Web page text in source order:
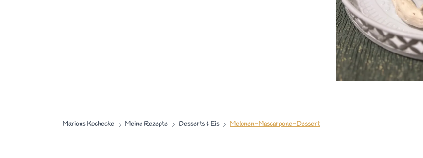
Marions Kochecke Meine Rezepte Desserts & Eis Melonen-Mascarpone-Dessert